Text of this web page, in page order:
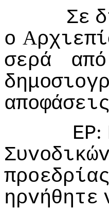
Σε
o A
σερά
από
απoφάσεις
ΕΡ:
Συvoδικώv
πρoεδρίας
ηρvήθητε